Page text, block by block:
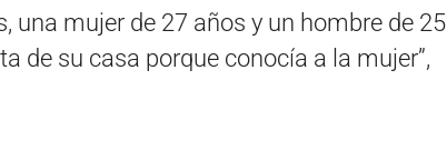
una mujer de 27 años y un hombre de 25
de su casa porque conocía a la mujer”,